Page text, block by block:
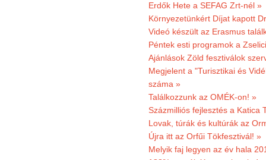
Erdők Hete a SEFAG Zrt-nél »
Környezetünkért Díjat kapott
Videó készült az Erasmus
Péntek esti programok a
Ajánlások Zöld fesztiválok
Megjelent a "Turisztikai és
száma »
Találkozzunk az OMÉK-on! »
Százmilliós fejlesztés a Katica
Lovak, túrák és kultúrák az
Újra itt az Orfűi Tökfesztivál! »
Melyik faj legyen az év hala